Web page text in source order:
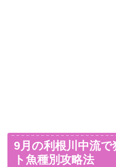
9月の利根川中流
ト魚種別攻略法